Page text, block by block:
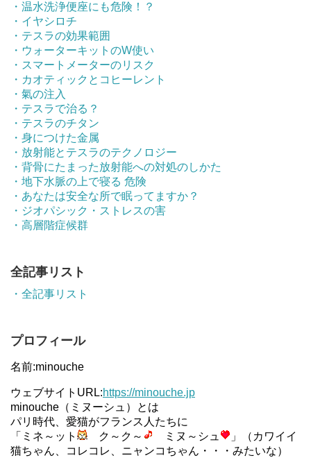
・温水洗浄便座にも危険！？
・イヤシロチ
・テスラの効果範囲
・ウォーターキットのW使い
・スマートメーターのリスク
・カオティックとコヒーレント
・氣の注入
・テスラで治る？
・テスラのチタン
・身につけた金属
・放射能とテスラのテクノロジー
・背骨にたまった放射能への対処のしかた
・地下水脈の上で寝る 危険
・あなたは安全な所で眠ってますか？
・ジオパシック・ストレスの害
・高層階症候群
全記事リスト
・全記事リスト
プロフィール
名前:minouche
ウェブサイトURL:https://minouche.jp
minouche（ミヌーシュ）とは
パリ時代、愛猫がフランス人たちに
「ミネ～ット
ク～ク～ ミヌ～シュ
」（カワイイ
猫ちゃん、コレコレ、ニャンコちゃん・・・みたいな）